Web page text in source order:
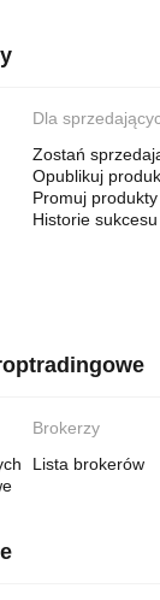
Dla
Zostań
Opublikuj
Promuj produkty
Historie sukcesu
Brokerzy
Lista brokerów